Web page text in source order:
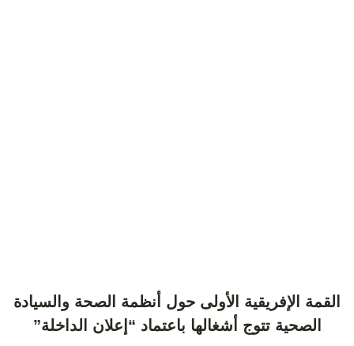
القمة الإفريقية الأولى حول أنظمة الصحة والسيادة
الصحية تتوج أشغالها باعتماد “إعلان الداخلة”